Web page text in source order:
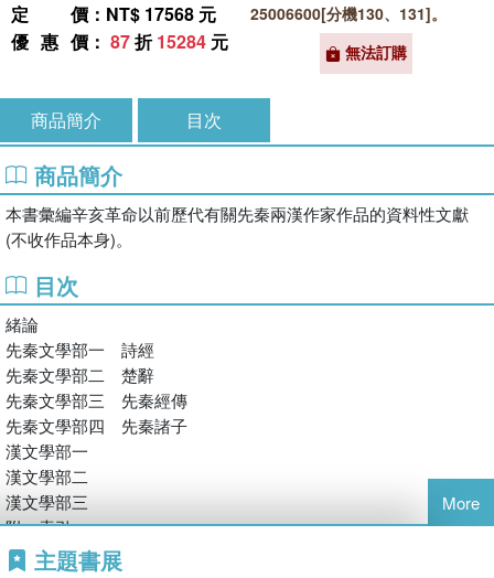
定價 ：NT$ 17568 元
優惠價 ： 87折15284 元
25006600[分機130、131]。
無法訂購
商品簡介 目次
商品簡介
本書彙編辛亥革命以前歷代有關先秦兩漢作家作品的資料性文獻
(不收作品本身)。
目次
緒論
先秦文學部一 詩經
先秦文學部二 楚辭
先秦文學部三 先秦經傳
先秦文學部四 先秦諸子
漢文學部一
漢文學部二
漢文學部三
附：索引
More
主題書展